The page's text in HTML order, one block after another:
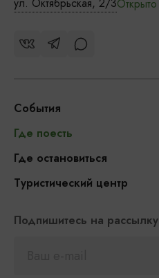
Открыто
События
Где поесть
Где остановиться
Туристический центр
Подпишитесь на рассылку